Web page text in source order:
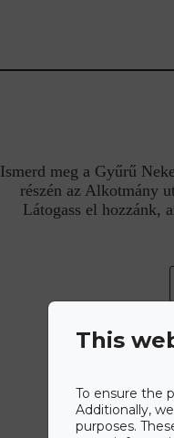
Ismerd meg a Gyűrű
részén az Alkotmány
Látogass el hozzánk,
This
To ensure the
Additionally,
purposes.